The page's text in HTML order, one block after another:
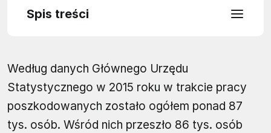
Spis treści
Według danych Głównego Urzędu
Statystycznego w 2015 roku w trakcie pracy
poszkodowanych zostało ogółem ponad 87
tys. osób. Wśród nich przeszło 86 tys. osób